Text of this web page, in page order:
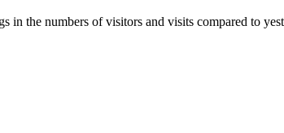
the numbers of visitors and visits compared to